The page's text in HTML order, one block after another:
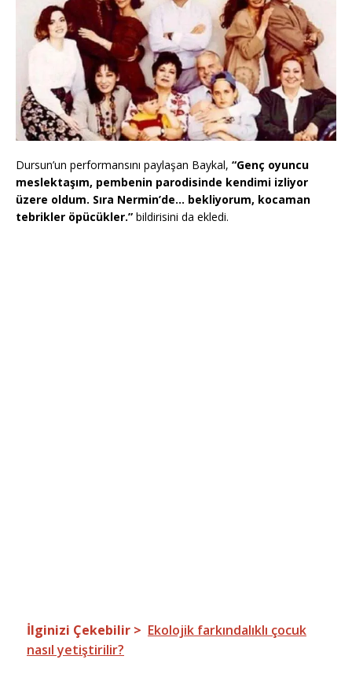
Dursun’un performansını paylaşan Baykal, “Genç oyuncu
meslektaşım, pembenin parodisinde kendimi izliyor
üzere oldum. Sıra Nermin’de… bekliyorum, kocaman
tebrikler öpücükler.” bildirisini da ekledi.
İlginizi Çekebilir > Ekolojik farkındalıklı çocuk
nasıl yetiştirilir?